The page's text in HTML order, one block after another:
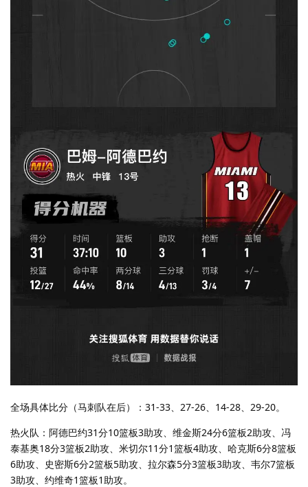
全场具体比分（马刺队在后）：31-33、27-26、14-28、29-20。
热火队：阿德巴约31分10篮板3助攻、维金斯24分6篮板2助攻、冯
泰基奥18分3篮板2助攻、米切尔11分1篮板4助攻、哈克斯6分8篮板
6助攻、史密斯6分2篮板5助攻、拉尔森5分3篮板3助攻、韦尔7篮板
3助攻、约维奇1篮板1助攻。